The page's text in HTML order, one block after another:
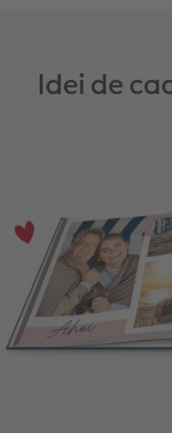
Idei de